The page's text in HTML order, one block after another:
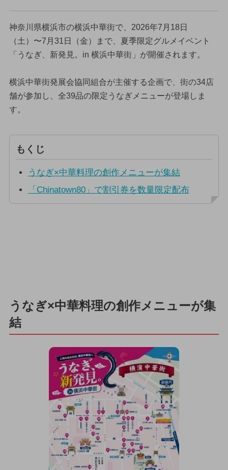
神奈川県横浜市の横浜中華街で、2026年7月18日
（土）〜7月31日（金）まで、夏季限定グルメイベント
「うなぎ、新発見。in 横浜中華街」が開催されます。
横浜中華街発展会協同組合が主催する企画で、街の34店
舗が参加し、全39品の限定うなぎメニューが登場しま
す。
もくじ
うなぎ×中華料理の創作メニューが集結
「Chinatown80」で割引券を数量限定配布
うなぎ×中華料理の創作メニューが集
結